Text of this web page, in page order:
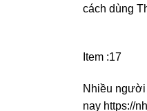
cách dùng
Item :17
Nhiều người
nay https://